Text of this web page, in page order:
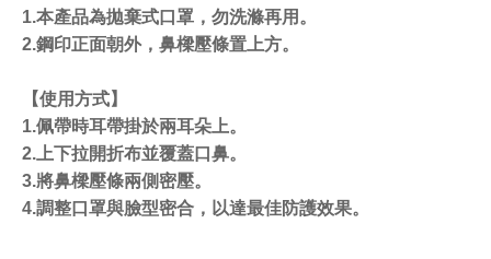
1.本產品為拋棄式口罩，勿洗滌再用。
2.鋼印正面朝外，鼻樑壓條置上方。
【使用方式】
1.佩帶時耳帶掛於兩耳朵上。
2.上下拉開折布並覆蓋口鼻。
3.將鼻樑壓條兩側密壓。
4.調整口罩與臉型密合，以達最佳防護效果。